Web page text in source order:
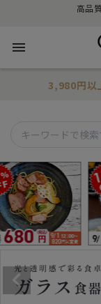
高品
menu
3,980円以